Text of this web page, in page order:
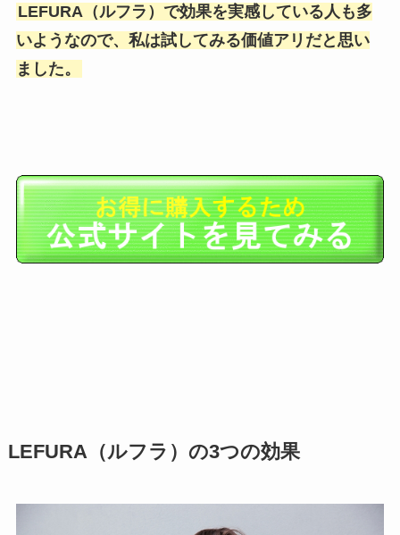
LEFURA（ルフラ）で効果を実感している人も多
いようなので、私は試してみる価値アリだと思い
ました。
LEFURA（ルフラ）の3つの効果